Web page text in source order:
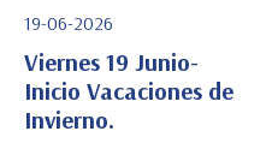
Ver Detalle
19-06-2026
Viernes 19 Junio-
Inicio Vacaciones de
Invierno.